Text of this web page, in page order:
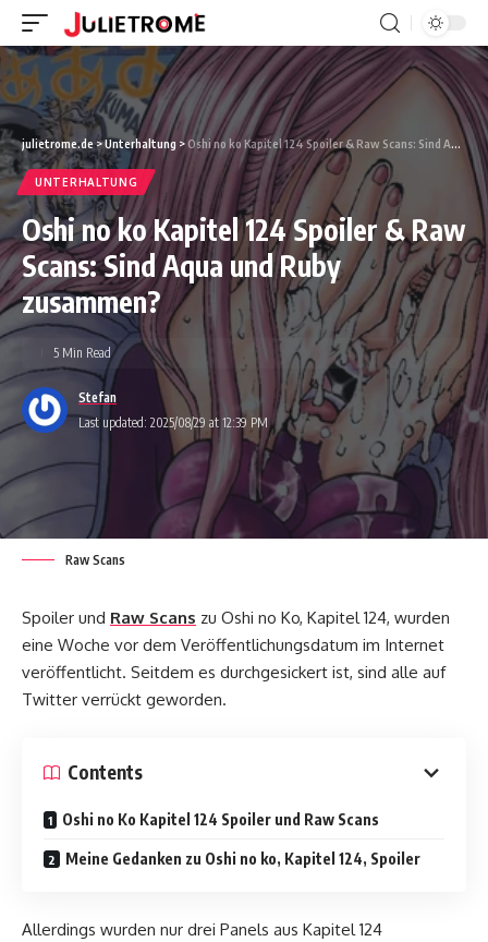
julietrome.de>Unterhaltung >Oshi no ko Kapitel 124 Spoiler & Raw Scans: Sind Aqua und Ruby zusammen?
UNTERHALTUNG
Oshi no ko Kapitel 124 Spoiler & Raw
Scans: Sind Aqua und Ruby
zusammen?
Last updated: 2025/08/29 at 12:39 PM
Stefan
5 Min Read
Raw Scans
Spoiler und Raw Scans zu Oshi no Ko, Kapitel 124, wurden
eine Woche vor dem Veröffentlichungsdatum im Internet
veröffentlicht. Seitdem es durchgesickert ist, sind alle auf
Twitter verrückt geworden.
Contents
Oshi no Ko Kapitel 124 Spoiler und Raw Scans
Meine Gedanken zu Oshi no ko, Kapitel 124, Spoiler
Allerdings wurden nur drei Panels aus Kapitel 124